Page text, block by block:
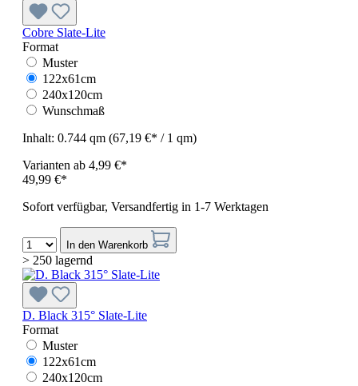
Cobre Slate-Lite
Format
Muster
122x61cm
240x120cm
Wunschmaß
Inhalt: 0.744 qm (67,19 €* / 1 qm)
Varianten ab 4,99 €*
49,99 €*
Sofort verfügbar, Versandfertig in 1-7 Werktagen
In den Warenkorb
> 250 lagernd
D. Black 315° Slate-Lite
Format
Muster
122x61cm
240x120cm